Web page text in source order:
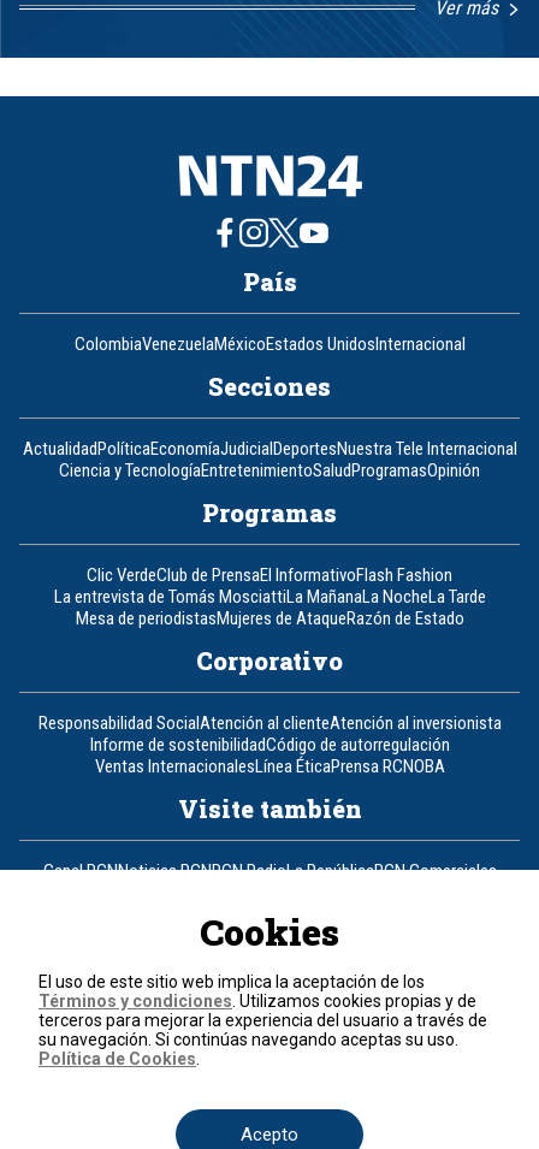
Ver más
8
País
ColombiaVenezuelaMéxicoEstados UnidosInternacional
Secciones
ActualidadPolíticaEconomíaJudicialDeportesNuestra Tele Internacional
Ciencia y TecnologíaEntretenimientoSaludProgramasOpinión
Programas
Clic VerdeClub de PrensaEl InformativoFlash Fashion
La entrevista de Tomás MosciattiLa MañanaLa NocheLa Tarde
Mesa de periodistasMujeres de AtaqueRazón de Estado
Corporativo
Responsabilidad SocialAtención al clienteAtención al inversionista
Informe de sostenibilidadCódigo de autorregulación
Ventas InternacionalesLínea ÉticaPrensa RCNOBA
Visite también
Canal RCNNoticias RCNRCN RadioLa RepúblicaRCN Comerciales
Un producto de RCN Televisión
Contáctenos
Teléfono+57 (601) 426 92 92
Términos y condiciones
Cookies
El uso de este sitio web implica la aceptación de los
Términos y condiciones . Utilizamos cookies propias y de
terceros para mejorar la experiencia del usuario a través de
su navegación. Si continúas navegando aceptas su uso.
Política de Cookies
Acepto